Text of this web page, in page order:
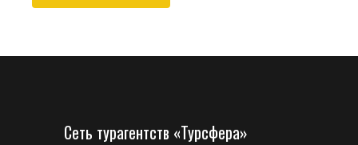
Сеть турагентств «Турсфера»